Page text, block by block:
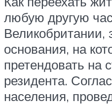
любую другую
Великобритании,
основания, на
претендовать на
резидента.
населения,